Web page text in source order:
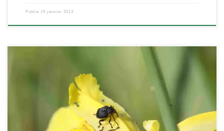
Publié 19 janvier 2013
Celui-la m’a donné un peu de fil à retordre car il existe sous deux
formes différentes, l’une sombre et l’autre brune avec des
rayures. Mononychus punctum-album POSITION SYSTÉMATIQUE :
Insecte, Coléoptère Famille des Curculionidae ETYMOLOGIE :
« Mononychus » signifie qu’il n’a qu’un seul ongle (c’est
généralement deux) aux extrémités des tarses, « punctum-